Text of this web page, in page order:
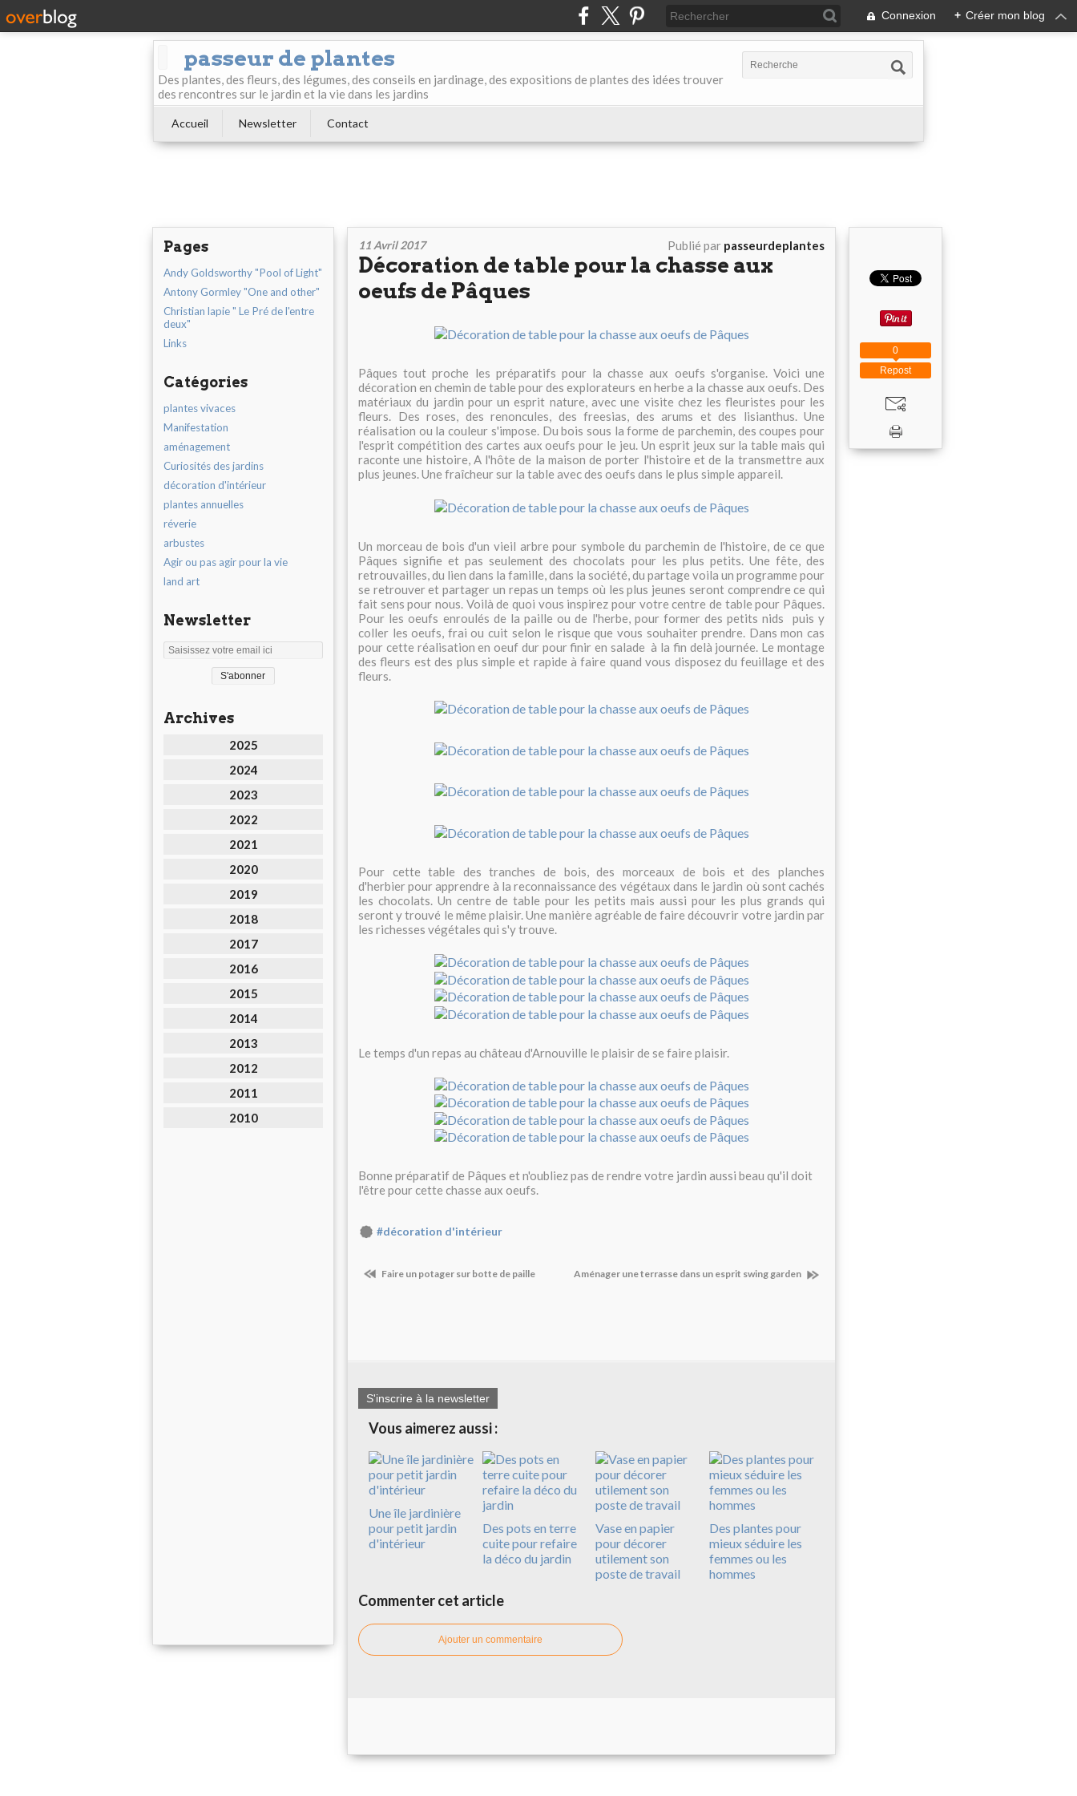
Connexion + Créer mon blog
passeur de plantes
Des plantes, des fleurs, des légumes, des conseils en jardinage, des expositions de plantes des idées trouver
des rencontres sur le jardin et la vie dans les jardins
Accueil Newsletter Contact
Pages
Andy Goldsworthy "Pool of Light"
Antony Gormley "One and other"
Christian lapie " Le Pré de l'entre
deux"
Links
Catégories
plantes vivaces
Manifestation
aménagement
Curiosités des jardins
décoration d'intérieur
plantes annuelles
réverie
arbustes
Agir ou pas agir pour la vie
land art
Newsletter
Archives
2025
2024
2023
2022
2021
2020
2019
2018
2017
2016
2015
2014
2013
2012
2011
2010
11 Avril 2017 Publié par passeurdeplantes
Décoration de table pour la chasse aux
oeufs de Pâques
Pâques tout proche les préparatifs pour la chasse aux oeufs s'organise. Voici une
décoration en chemin de table pour des explorateurs en herbe a la chasse aux oeufs. Des
matériaux du jardin pour un esprit nature, avec une visite chez les fleuristes pour les
fleurs. Des roses, des renoncules, des freesias, des arums et des lisianthus. Une
réalisation ou la couleur s'impose. Du bois sous la forme de parchemin, des coupes pour
l'esprit compétition des cartes aux oeufs pour le jeu. Un esprit jeux sur la table mais qui
raconte une histoire, A l'hôte de la maison de porter l'histoire et de la transmettre aux
plus jeunes. Une fraîcheur sur la table avec des oeufs dans le plus simple appareil.
Un morceau de bois d'un vieil arbre pour symbole du parchemin de l'histoire, de ce que
Pâques signifie et pas seulement des chocolats pour les plus petits. Une fête, des
retrouvailles, du lien dans la famille, dans la société, du partage voila un programme pour
se retrouver et partager un repas un temps où les plus jeunes seront comprendre ce qui
fait sens pour nous. Voilà de quoi vous inspirez pour votre centre de table pour Pâques.
Pour les oeufs enroulés de la paille ou de l'herbe, pour former des petits nids puis y
coller les oeufs, frai ou cuit selon le risque que vous souhaiter prendre. Dans mon cas
pour cette réalisation en oeuf dur pour finir en salade à la fin delà journée. Le montage
des fleurs est des plus simple et rapide à faire quand vous disposez du feuillage et des
fleurs.
Pour cette table des tranches de bois, des morceaux de bois et des planches
d'herbier pour apprendre à la reconnaissance des végétaux dans le jardin où sont cachés
les chocolats. Un centre de table pour les petits mais aussi pour les plus grands qui
seront y trouvé le même plaisir. Une manière agréable de faire découvrir votre jardin par
les richesses végétales qui s'y trouve.
Le temps d'un repas au château d'Arnouville le plaisir de se faire plaisir.
Bonne préparatif de Pâques et n'oubliez pas de rendre votre jardin aussi beau qu'il doit
l'être pour cette chasse aux oeufs.
#décoration d'intérieur
Faire un potager sur botte de paille Aménager une terrasse dans un esprit swing garden
S'inscrire à la newsletter
Vous aimerez aussi :
Une île jardinière
pour petit jardin
d'intérieur
Des pots en terre
cuite pour refaire
la déco du jardin
Vase en papier
pour décorer
utilement son
poste de travail
Des plantes pour
mieux séduire les
femmes ou les
hommes
Commenter cet article
Ajouter un commentaire
Repost
0